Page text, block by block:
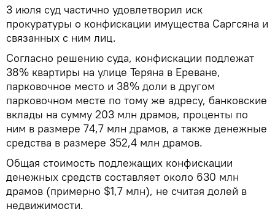
3 июля суд частично удовлетворил иск
прокуратуры о конфискации имущества Саргсяна и
связанных с ним лиц.
Согласно решению суда, конфискации подлежат
38% квартиры на улице Теряна в Ереване,
парковочное место и 38% доли в другом
парковочном месте по тому же адресу, банковские
вклады на сумму 203 млн драмов, проценты по
ним в размере 74,7 млн драмов, а также денежные
средства в размере 352,4 млн драмов.
Общая стоимость подлежащих конфискации
денежных средств составляет около 630 млн
драмов (примерно $1,7 млн), не считая долей в
недвижимости.